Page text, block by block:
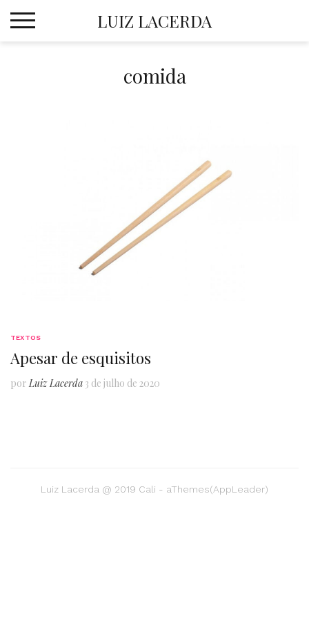
LUIZ LACERDA
comida
TEXTOS
Apesar de esquisitos
porLuiz Lacerda 3 de julho de 2020
Luiz Lacerda @ 2019 Cali - aThemes(AppLeader)